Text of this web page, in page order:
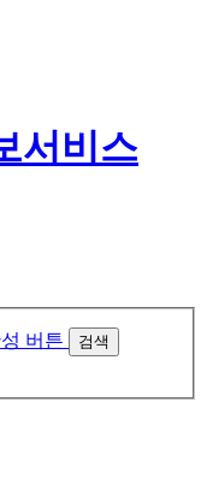
검색